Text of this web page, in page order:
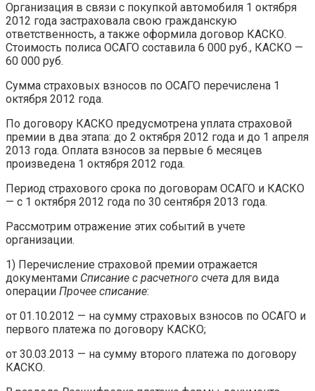
Организация в связи с покупкой автомобиля 1 октября
2012 года застраховала свою гражданскую
ответственность, а также оформила договор КАСКО.
Стоимость полиса ОСАГО составила 6 000 руб., КАСКО —
60 000 руб.
Сумма страховых взносов по ОСАГО перечислена 1
октября 2012 года.
По договору КАСКО предусмотрена уплата страховой
премии в два этапа: до 2 октября 2012 года и до 1 апреля
2013 года. Оплата взносов за первые 6 месяцев
произведена 1 октября 2012 года.
Период страхового срока по договорам ОСАГО и КАСКО
— с 1 октября 2012 года по 30 сентября 2013 года.
Рассмотрим отражение этих событий в учете
организации.
1) Перечисление страховой премии отражается
документами Списание с расчетного счета для вида
операции Прочее списание:
от 01.10.2012 — на сумму страховых взносов по ОСАГО и
первого платежа по договору КАСКО;
от 30.03.2013 — на сумму второго платежа по договору
КАСКО.